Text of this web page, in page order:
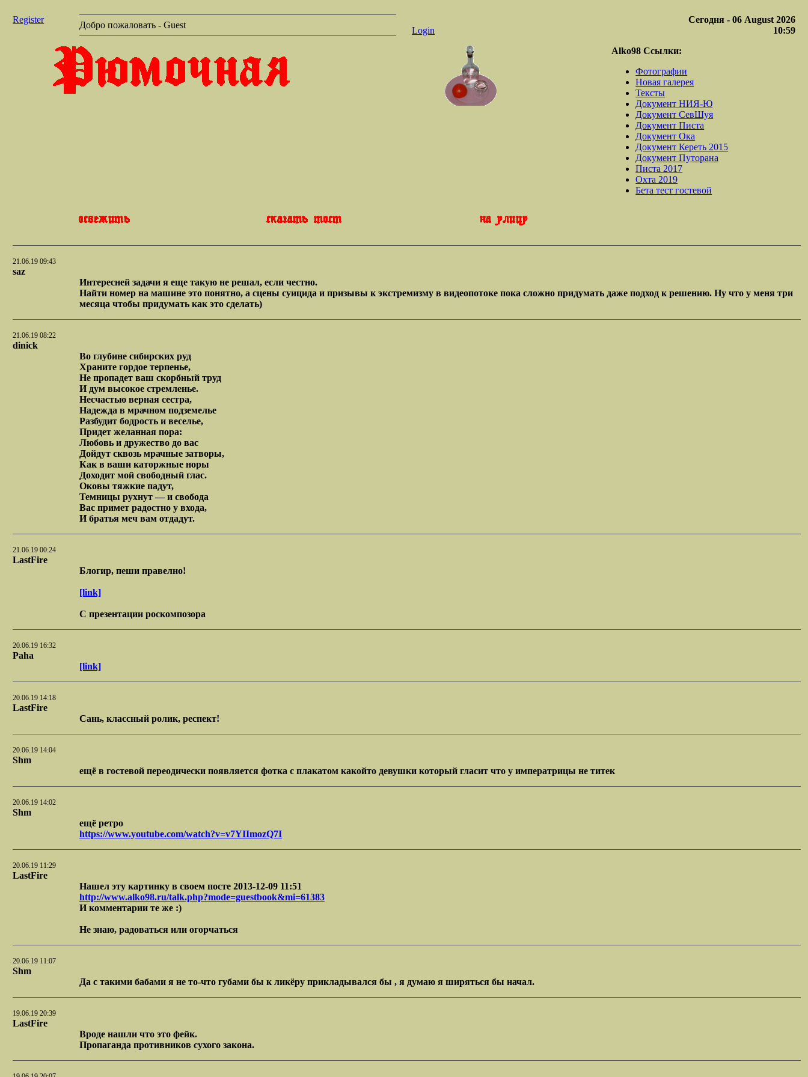
Register
Добро пожаловать - Guest
Login
Сегодня - 06 August 2026
10:59
Alko98 Ссылки:
Фотографии
Новая галерея
Тексты
Документ НИЯ-Ю
Документ СевШуя
Документ Писта
Документ Ока
Документ Кереть 2015
Документ Путорана
Писта 2017
Охта 2019
Бета тест гостевой
21.06.19 09:43
saz
Интересней задачи я еще такую не решал, если честно.
Найти номер на машине это понятно, а сцены суицида и призывы к экстремизму в видеопотоке пока сложно придумать даже подход к решению. Ну что у меня три
месяца чтобы придумать как это сделать)
21.06.19 08:22
dinick
Во глубине сибирских руд
Храните гордое терпенье,
Не пропадет ваш скорбный труд
И дум высокое стремленье.
Несчастью верная сестра,
Надежда в мрачном подземелье
Разбудит бодрость и веселье,
Придет желанная пора:
Любовь и дружество до вас
Дойдут сквозь мрачные затворы,
Как в ваши каторжные норы
Доходит мой свободный глас.
Оковы тяжкие падут,
Темницы рухнут — и свобода
Вас примет радостно у входа,
И братья меч вам отдадут.
21.06.19 00:24
LastFire
Блогир, пеши правелно!
[link]
С презентации роскомпозора
20.06.19 16:32
Paha
[link]
20.06.19 14:18
LastFire
Сань, классный ролик, респект!
20.06.19 14:04
Shm
ещё в гостевой переодически появляется фотка с плакатом какойто девушки который гласит что у императрицы не титек
20.06.19 14:02
Shm
ещё ретро
https://www.youtube.com/watch?v=v7YIImozQ7I
20.06.19 11:29
LastFire
Нашел эту картинку в своем посте 2013-12-09 11:51
http://www.alko98.ru/talk.php?mode=guestbook&mi=61383
И комментарии те же :)
Не знаю, радоваться или огорчаться
20.06.19 11:07
Shm
Да с такими бабами я не то-что губами бы к ликёру прикладывался бы , я думаю я ширяться бы начал.
19.06.19 20:39
LastFire
Вроде нашли что это фейк.
Пропаганда противников сухого закона.